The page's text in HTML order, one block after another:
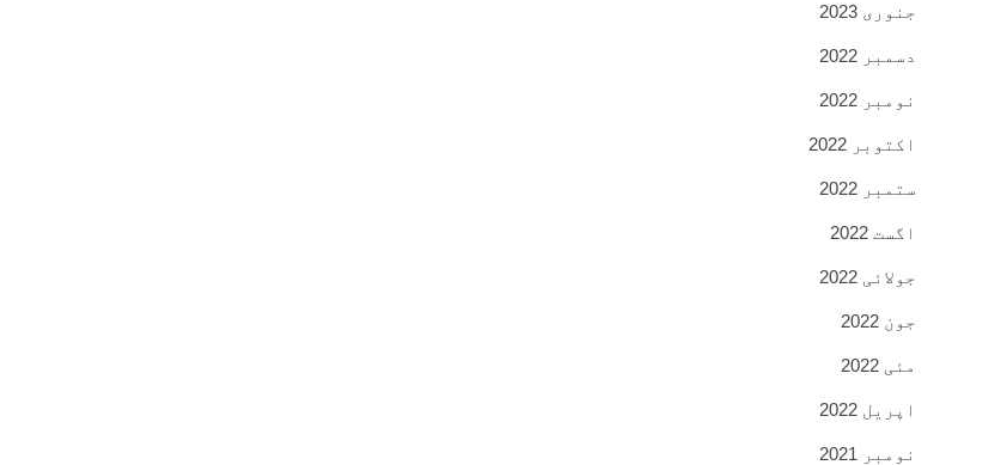
جنوری 2023
دسمبر 2022
نومبر 2022
اکتوبر 2022
ستمبر 2022
اگست 2022
جولائی 2022
جون 2022
مئی 2022
اپریل 2022
نومبر 2021